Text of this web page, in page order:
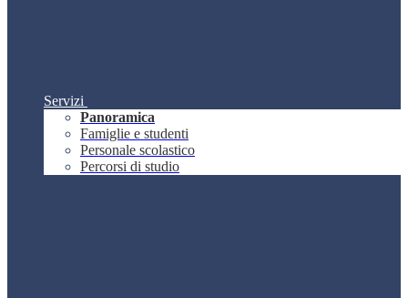
Servizi
Panoramica
Famiglie e studenti
Personale scolastico
Percorsi di studio